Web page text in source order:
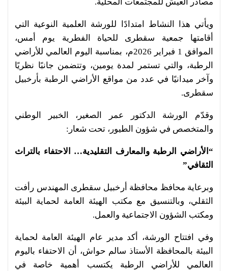
مصادر العيش للمجتمعات المحلية.
ويأتي هذا النشاط امتدادًا للورشة العلمية النوعية التي
أقامتها جمعية سقطرى للحياة الفطرية يوم أمس،
الموافق 1 فبراير 2026م، بمناسبة اليوم العالمي للأراضي
الرطبة، والتي تستمر لمدة يومين، وتتضمن جانبًا نظريًا
وآخر ميدانيًا في عدد من مواقع الأراضي الرطبة بأرخبيل
سقطرى.
وقدّم الورشة الدكتور عمر الصغير، الخبير الوطني
والمتخصص في شؤون الطيور، تحت شعار:
“الأراضي الرطبة والمعارف التقليدية… الاحتفاء بالتراث
الثقافي”
وبرعاية محافظ محافظة أرخبيل سقطرى المهندس رأفت
الثقلي، وبالتنسيق مع مكتب الهيئة العامة لحماية البيئة
ومكتب الشؤون الاجتماعية والعمل.
وفي افتتاح الورشة، أكد مدير عام الهيئة العامة لحماية
البيئة بالمحافظة الأستاذ سالم حواش، أن الاحتفاء باليوم
العالمي للأراضي الرطبة يكتسب أهمية خاصة في